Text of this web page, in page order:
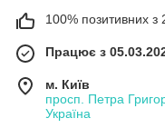
100% позитивних з
Працює з
м. Київ
просп. Петра
Україна